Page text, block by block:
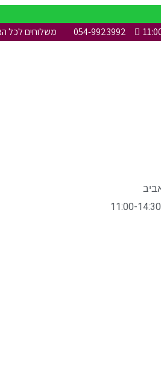
054-9923992 משלוחים לכל